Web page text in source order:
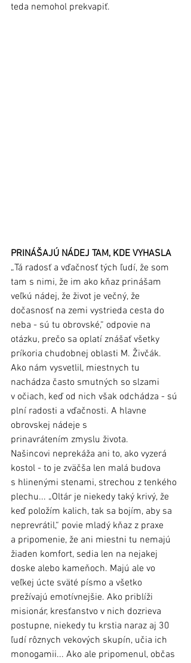
teda nemohol prekvapiť.
PRINÁŠAJÚ NÁDEJ TAM, KDE VYHASLA
„Tá radosť a vďačnosť tých ľudí, že som
tam s nimi, že im ako kňaz prinášam
veľkú nádej, že život je večný, že
dočasnosť na zemi vystrieda cesta do
neba - sú tu obrovské,“ odpovie na
otázku, prečo sa oplatí znášať všetky
príkoria chudobnej oblasti M. Živčák.
Ako nám vysvetlil, miestnych tu
nachádza často smutných so slzami
v očiach, keď od nich však odchádza - sú
plní radosti a vďačnosti. A hlavne
obrovskej nádeje s
prinavrátením zmyslu života.
Našincovi neprekáža ani to, ako vyzerá
kostol - to je zväčša len malá budova
s hlinenými stenami, strechou z tenkého
plechu... „Oltár je niekedy taký krivý, že
keď položím kalich, tak sa bojím, aby sa
neprevrátil,“ povie mladý kňaz z praxe
a pripomenie, že ani miestni tu nemajú
žiaden komfort, sedia len na nejakej
doske alebo kameňoch. Majú ale vo
veľkej úcte sväté písmo a všetko
prežívajú emotívnejšie. Ako priblíži
misionár, kresťanstvo v nich dozrieva
postupne, niekedy tu krstia naraz aj 30
ľudí rôznych vekových skupín, učia ich
monogamii... Ako ale pripomenul, občas